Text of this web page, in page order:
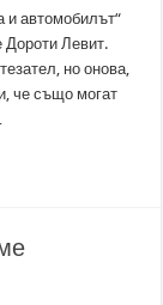
и автомобилът“
Дороти Левит.
но онова,
че също могат